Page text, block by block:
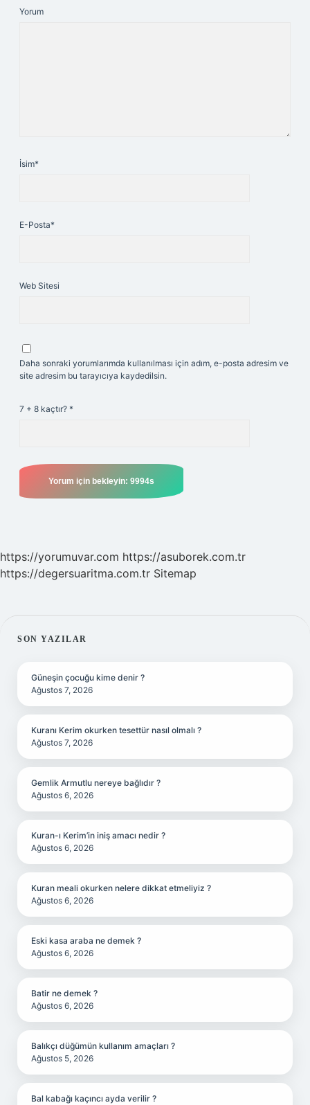
Yorum
İsim*
E-Posta*
Web Sitesi
Daha sonraki yorumlarımda kullanılması için adım, e-posta adresim ve
site adresim bu tarayıcıya kaydedilsin.
7 + 8 kaçtır? *
https://yorumuvar.com https://asuborek.com.tr
https://degersuaritma.com.tr Sitemap
SIDEBAR
SON YAZILAR
Güneşin çocuğu kime denir ?
Ağustos 7, 2026
Kuranı Kerim okurken tesettür nasıl olmalı ?
Ağustos 7, 2026
Gemlik Armutlu nereye bağlıdır ?
Ağustos 6, 2026
Kuran-ı Kerim’in iniş amacı nedir ?
Ağustos 6, 2026
Kuran meali okurken nelere dikkat etmeliyiz ?
Ağustos 6, 2026
Eski kasa araba ne demek ?
Ağustos 6, 2026
Batir ne demek ?
Ağustos 6, 2026
Balıkçı düğümün kullanım amaçları ?
Ağustos 5, 2026
Bal kabağı kaçıncı ayda verilir ?